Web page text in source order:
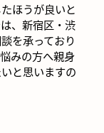
ほうが良いと
、新宿区・渋
を承っており
みの方へ親身
と思いますの